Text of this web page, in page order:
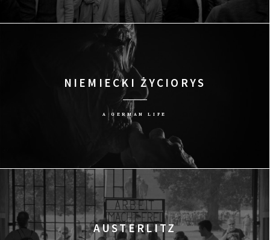
NIEMIECKI ŻYCIORYS
A GERMAN LIFE
AUSTERLITZ